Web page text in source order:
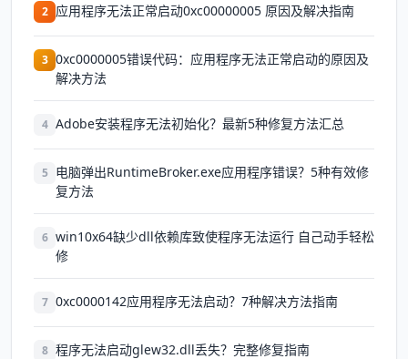
2 应用程序无法正常启动0xc00000005 原因及解决指南
3 0xc0000005错误代码：应用程序无法正常启动的原因及
解决方法
4 Adobe安装程序无法初始化？最新5种修复方法汇总
5 电脑弹出RuntimeBroker.exe应用程序错误？5种有效修
复方法
6 win10x64缺少dll依赖库致使程序无法运行 自己动手轻松
修
7 0xc0000142应用程序无法启动？7种解决方法指南
8 程序无法启动glew32.dll丢失？完整修复指南